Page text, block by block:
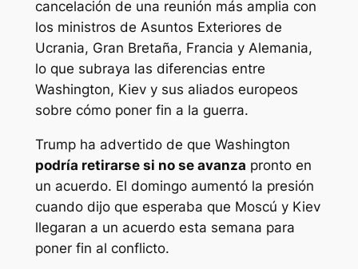
cancelación de una reunión más amplia con
los ministros de Asuntos Exteriores de
Ucrania, Gran Bretaña, Francia y Alemania,
lo que subraya las diferencias entre
Washington, Kiev y sus aliados europeos
sobre cómo poner fin a la guerra.
Trump ha advertido de que Washington
podría retirarse si no se avanza pronto en
un acuerdo. El domingo aumentó la presión
cuando dijo que esperaba que Moscú y Kiev
llegaran a un acuerdo esta semana para
poner fin al conflicto.